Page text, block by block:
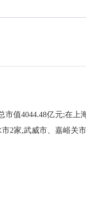
市值4044.48亿元;在上
2家,武威市、嘉峪关